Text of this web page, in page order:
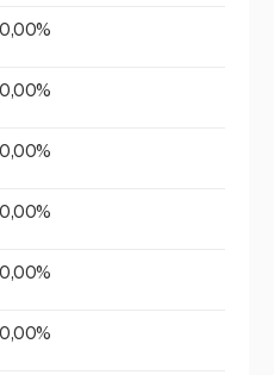
0,00%
0,00%
0,00%
0,00%
0,00%
0,00%